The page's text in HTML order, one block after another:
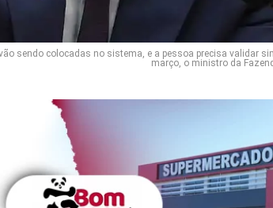
sendo colocadas no sistema, e a pessoa precisa validar
março, o ministro da